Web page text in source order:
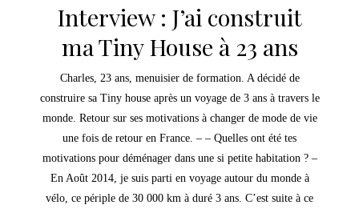
Interview : J’ai construit
ma Tiny House à 23 ans
Charles, 23 ans, menuisier de formation. A décidé de
construire sa Tiny house après un voyage de 3 ans à travers le
monde. Retour sur ses motivations à changer de mode de vie
une fois de retour en France. – – Quelles ont été tes
motivations pour déménager dans une si petite habitation ? –
En Août 2014, je suis parti en voyage autour du monde à
vélo, ce périple de 30 000 km à duré 3 ans. C’est suite à ce